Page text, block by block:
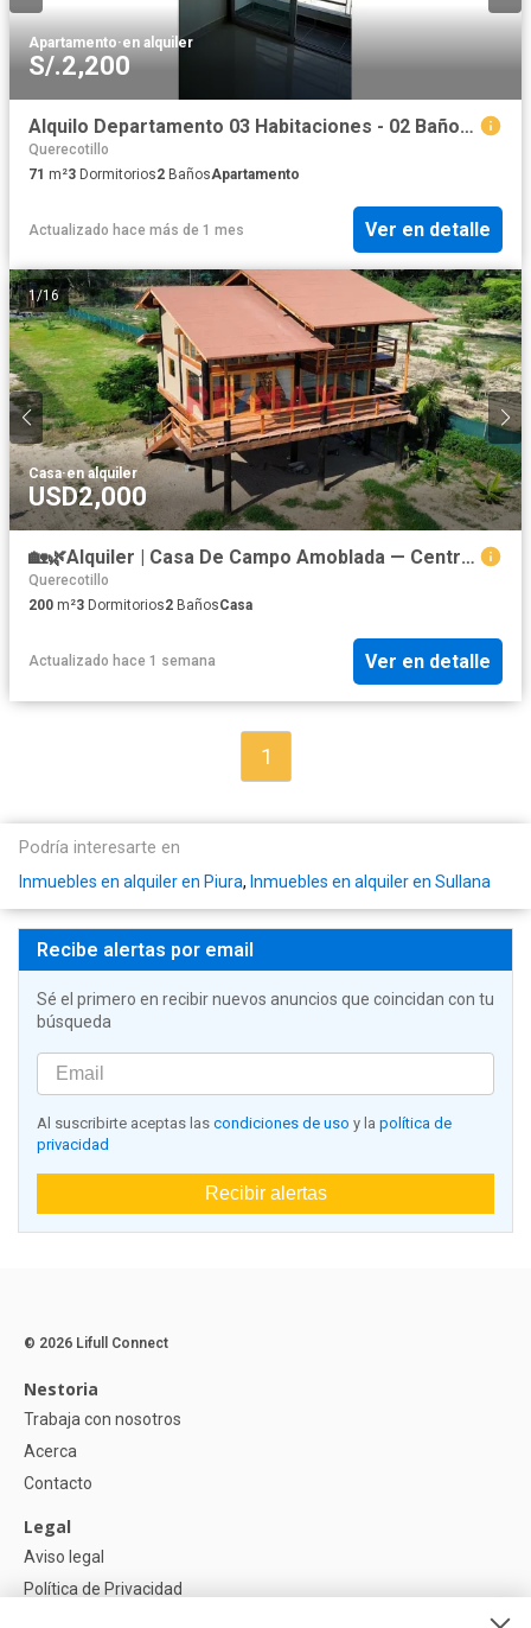
Apartamento·en alquiler
S/.2,200
Alquilo Departamento 03 Habitaciones - 02 Baños - 01 Cochera - Condominio Garden 🔥🔥🔥
Querecotillo
71 m²3 Dormitorios2 BañosApartamento
Actualizado hace más de 1 mes Ver en detalle
1/16
Casa·en alquiler
USD2,000
🏡🌿Alquiler | Casa De Campo Amoblada — Centro Poblado La Mariposa, Piura 📌A 5 Min De La Upao👨‍🎓| Al Lado Del Club Náutico De Piura
Querecotillo
200 m²3 Dormitorios2 BañosCasa
Actualizado hace 1 semana Ver en detalle
1
Podría interesarte en
Inmuebles en alquiler en Piura, Inmuebles en alquiler en Sullana
Recibe alertas por email
Sé el primero en recibir nuevos anuncios que coincidan con tu
búsqueda
Al suscribirte aceptas las condiciones de uso y la política de
privacidad
Recibir alertas
© 2026 Lifull Connect
Nestoria
Trabaja con nosotros
Acerca
Contacto
Legal
Aviso legal
Política de Privacidad